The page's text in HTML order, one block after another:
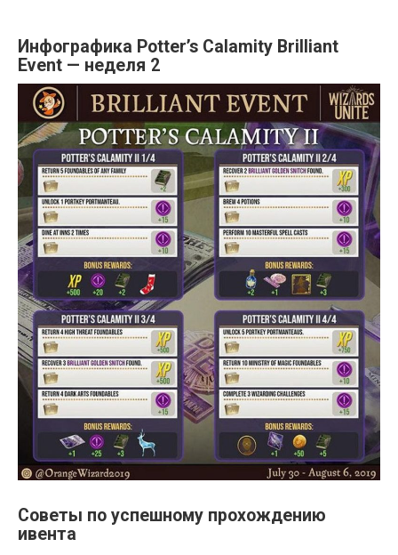
Инфографика Potter’s Calamity Brilliant
Event — неделя 2
Советы по успешному прохождению
ивента